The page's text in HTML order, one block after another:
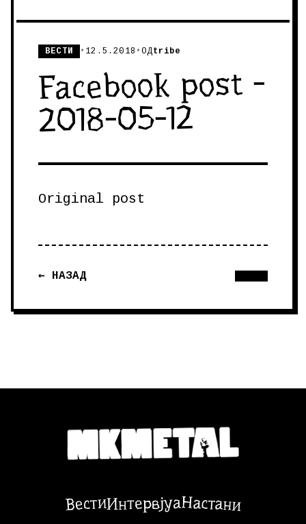
ВЕСТИ • 12.5.2018 •ОДtribe
Facebook post -
2018-05-12
Original post
← НАЗАД
ВестиИнтервјуаНастани